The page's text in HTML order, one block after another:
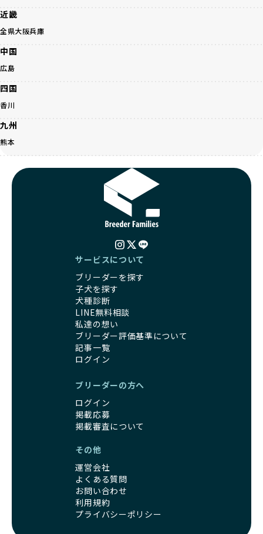
さらに獣医師と連携した健康管理まで徹底しています。
その結果、BreederFamiliesを通じてお迎えする子犬は、元
気で健康なスタートを切れることが大きな魅力です。
子犬の社会性は、家庭でのしつけをスムーズにする重要なポ
イントです。BreederFamiliesのブリーダーは、母犬や兄弟
犬、人との触れ合いの時間をしっかり確保し、子犬が自然に
コミュニケーション能力を身につけられるよう育てていま
す。
家庭に迎えたその日から、すでに社会性の基盤ができている
ため、新しい環境にもスムーズに適応できます。
と経験を持っています。そのため、子犬を迎えた後の健康管
理やしつけ、生活スタイルに合わせた育て方について、丁寧
なアドバイスを受けられます。「この犬種ならではの特徴
は？」「食事はどうしたらいい？」など、疑問や悩みがあれ
ば、専門的な視点から解決のヒントをもらえるのも安心でき
BreederFamiliesでは、すべてのブリーダーが厳しい基準を
クリアした方々だけです。運営チームがブリーダーに直接ヒ
アリングを行い、現地確認を経て透明性の高い情報を公開し
これにより、ユーザーは見た目だけでなく、育成環境や健康
管理体制、社会性の取り組みといった客観的なデータを基に
安心して子犬を選ぶことができます。
子犬のお迎えまでのやりとりに不安を感じる方も多いかもし
れませんが、BreederFamiliesならその心配は無用です。
運営チームがブリーダーとのやりとりを全面的にサポートし
め、安心してお迎え準備を進められます。
るのもBreederFamiliesならではの魅力です。
BreederFamiliesは、厳しい基準と徹底した審査プロセスを
通じて「ワンちゃんに優しい世界を創る」ことを目指してい
ます。単なる仲介サービスを超え、ワンちゃんの健康と幸
福、飼い主様の安心を第一に考えるプラットフォームとし
て、ワンちゃんを家族のように愛する優良ブリーダーのみを
厳選し紹介しています。
この取り組みにより、BreederFamiliesでは、飼い主様がワ
ンちゃんを安心して迎え入れられる出会いを提供していま
す。また、私たちが育成環境やブリーダーの姿勢を直接確認
「見た目以上に健康重視」の詳細はこちら
引退犬とは、繁殖期を終えたワンちゃんたちのことを指しま
す。
を願っています。よって、引退後も自宅で飼育を続けるか、
信頼できる相手に譲渡するなど、ワンちゃんが幸せに暮らせ
一方、営利優先ブリーダーは引退犬を「コスト」として考
え、早く手放すことを考えます。場合によっては、悪徳保護
になる可能性が高まります。
引退犬に対する扱いがどうなっているかも、優良ブリーダー
を見分けるポイントとなります。
「引退犬も大切に」の詳細はこちら
社会化とは、ワンちゃんが人間や他の犬、日常の環境にスム
ーズに適応できるようにするプロセスです。ワンちゃんの社
時期が特に重要です。この期間は、ブリーダーが飼育してい
る時期と重なるため、ワンちゃんが人や他の犬、家庭環境に
優良ブリーダーは、母犬との愛情ある触れ合いや、兄弟犬や
他の犬との遊び、人や日常的な家庭環境への慣れを促すこと
で社会化を進めています。これにより、新しい家族に迎えら
れた後もストレスなく過ごせるようサポートします。
営利優先ブリーダーは、母犬から早期に分離し、ケージ内で
の生活が中心となるため、ワンちゃんが他の犬や人と触れ合
こうしたワンちゃんは、家庭環境に適応しづらくなるリスク
「社会化にこだわる」の詳細はこちら
出産は母犬にとって大きな負担がかかる命がけの行為であ
が健康であることは、母犬自身の負担を軽減するだけでな
く、生まれてくる子犬の健康や成長にも大きく影響します。
よって、母犬の健康を配慮した出産管理が非常に重要です。
優良ブリーダーは、母犬の健康状態に細心の注意を払い、獣
医師と相談しながら出産のタイミングや間隔を適切に決定し
ます。法令を基本としつつも、母犬の体調を第一に考え、初
回の出産時期や出産間隔を慎重に管理し、生涯での出産回数
近畿
全県大阪兵庫
中国
広島
四国
香川
九州
熊本
サービスについて
ブリーダーを探す
子犬を探す
犬種診断
LINE無料相談
私達の想い
ブリーダー評価基準について
記事一覧
ログイン
ブリーダーの方へ
ログイン
掲載応募
掲載審査について
その他
運営会社
よくある質問
お問い合わせ
利用規約
プライバシーポリシー